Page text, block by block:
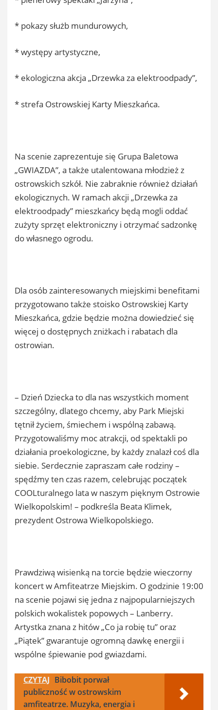
* pokazy służb mundurowych,
* występy artystyczne,
* ekologiczna akcja „Drzewka za elektroodpady”,
* strefa Ostrowskiej Karty Mieszkańca.
Na scenie zaprezentuje się Grupa Baletowa
„GWIAZDA”, a także utalentowana młodzież z
ostrowskich szkół. Nie zabraknie również działań
ekologicznych. W ramach akcji „Drzewka za
elektroodpady” mieszkańcy będą mogli oddać
zużyty sprzęt elektroniczny i otrzymać sadzonkę
do własnego ogrodu.
Dla osób zainteresowanych miejskimi benefitami
przygotowano także stoisko Ostrowskiej Karty
Mieszkańca, gdzie będzie można dowiedzieć się
więcej o dostępnych zniżkach i rabatach dla
ostrowian.
– Dzień Dziecka to dla nas wszystkich moment
szczególny, dlatego chcemy, aby Park Miejski
tętnił życiem, śmiechem i wspólną zabawą.
Przygotowaliśmy moc atrakcji, od spektakli po
działania proekologiczne, by każdy znalazł coś dla
siebie. Serdecznie zapraszam całe rodziny –
spędźmy ten czas razem, celebrując początek
COOLturalnego lata w naszym pięknym Ostrowie
Wielkopolskim! – podkreśla Beata Klimek,
prezydent Ostrowa Wielkopolskiego.
Prawdziwą wisienką na torcie będzie wieczorny
koncert w Amfiteatrze Miejskim. O godzinie 19:00
na scenie pojawi się jedna z najpopularniejszych
polskich wokalistek popowych – Lanberry.
Artystka znana z hitów „Co ja robię tu” oraz
„Piątek” gwarantuje ogromną dawkę energii i
wspólne śpiewanie pod gwiazdami.
CZYTAJ Bibobit porwał
publiczność w ostrowskim
amfiteatrze. Muzyka, energia i